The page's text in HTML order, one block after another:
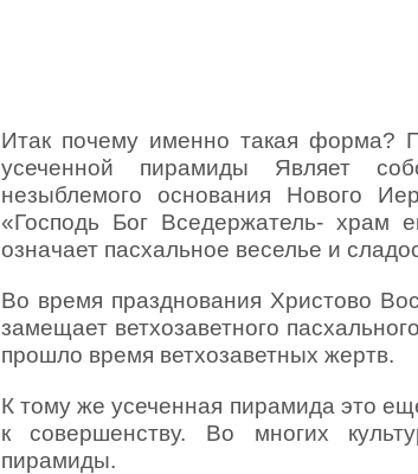
Итак почему именно такая форма?
усеченной пирамиды Являет
незыблемого основания Нового
«Господь Бог Вседержатель- храм
означает пасхальное веселье и
Во время празднования Христово
замещает ветхозаветного
прошло время ветхозаветных жертв.
К тому же усеченная пирамида это
к совершенству. Во многих
пирамиды.